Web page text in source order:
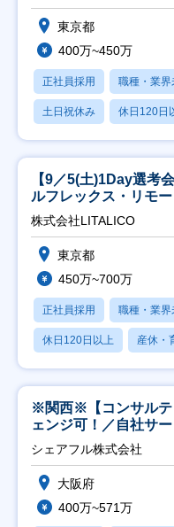
東京都
400万~450万
正社員採用 職種・業界
土日祝休み 休日120日
【9／5(土)1Day選考
ルフレックス・リモ
株式会社LITALICO
東京都
450万~700万
正社員採用 職種・業界
休日120日以上 産休・
※関西※【コンサルテ
ェンジ可！／自社サ
シェアフル株式会社
大阪府
400万~571万